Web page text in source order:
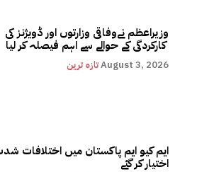
وزیراعظم نےوفاقی وزارتوں اور ڈویژنز کی
کارکردگی کے حوالے سے اہم فیصلہ کر لیا
تازہ ترینAugust 3, 2026
ایم کیو ایم پاکستان میں اختلافات
اختیار کر گئے